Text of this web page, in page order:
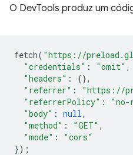
O DevTools produz um
fetch( "https://
"credentials" : "omit" ,
"headers" :
{},
"referrer" : "https://
"referrerPolicy" : "no-
"body" : null,
"method" : "GET" ,
"mode" :
"cors"
});